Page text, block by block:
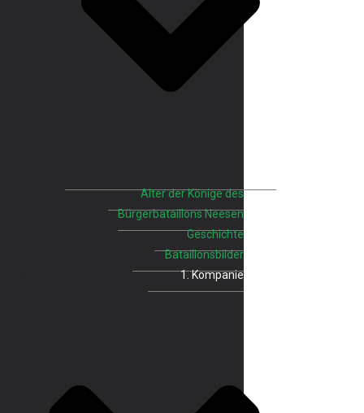
Alter der Könige des
Bürgerbataillons Neesen
Geschichte
Bataillonsbilder
1. Kompanie